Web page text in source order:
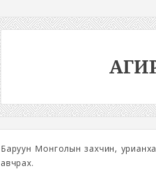
Баруун Монголын захчин,
авчрах.